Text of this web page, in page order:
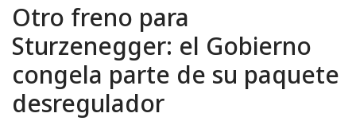
Otro freno para
Sturzenegger: el Gobierno
congela parte de su paquete
desregulador